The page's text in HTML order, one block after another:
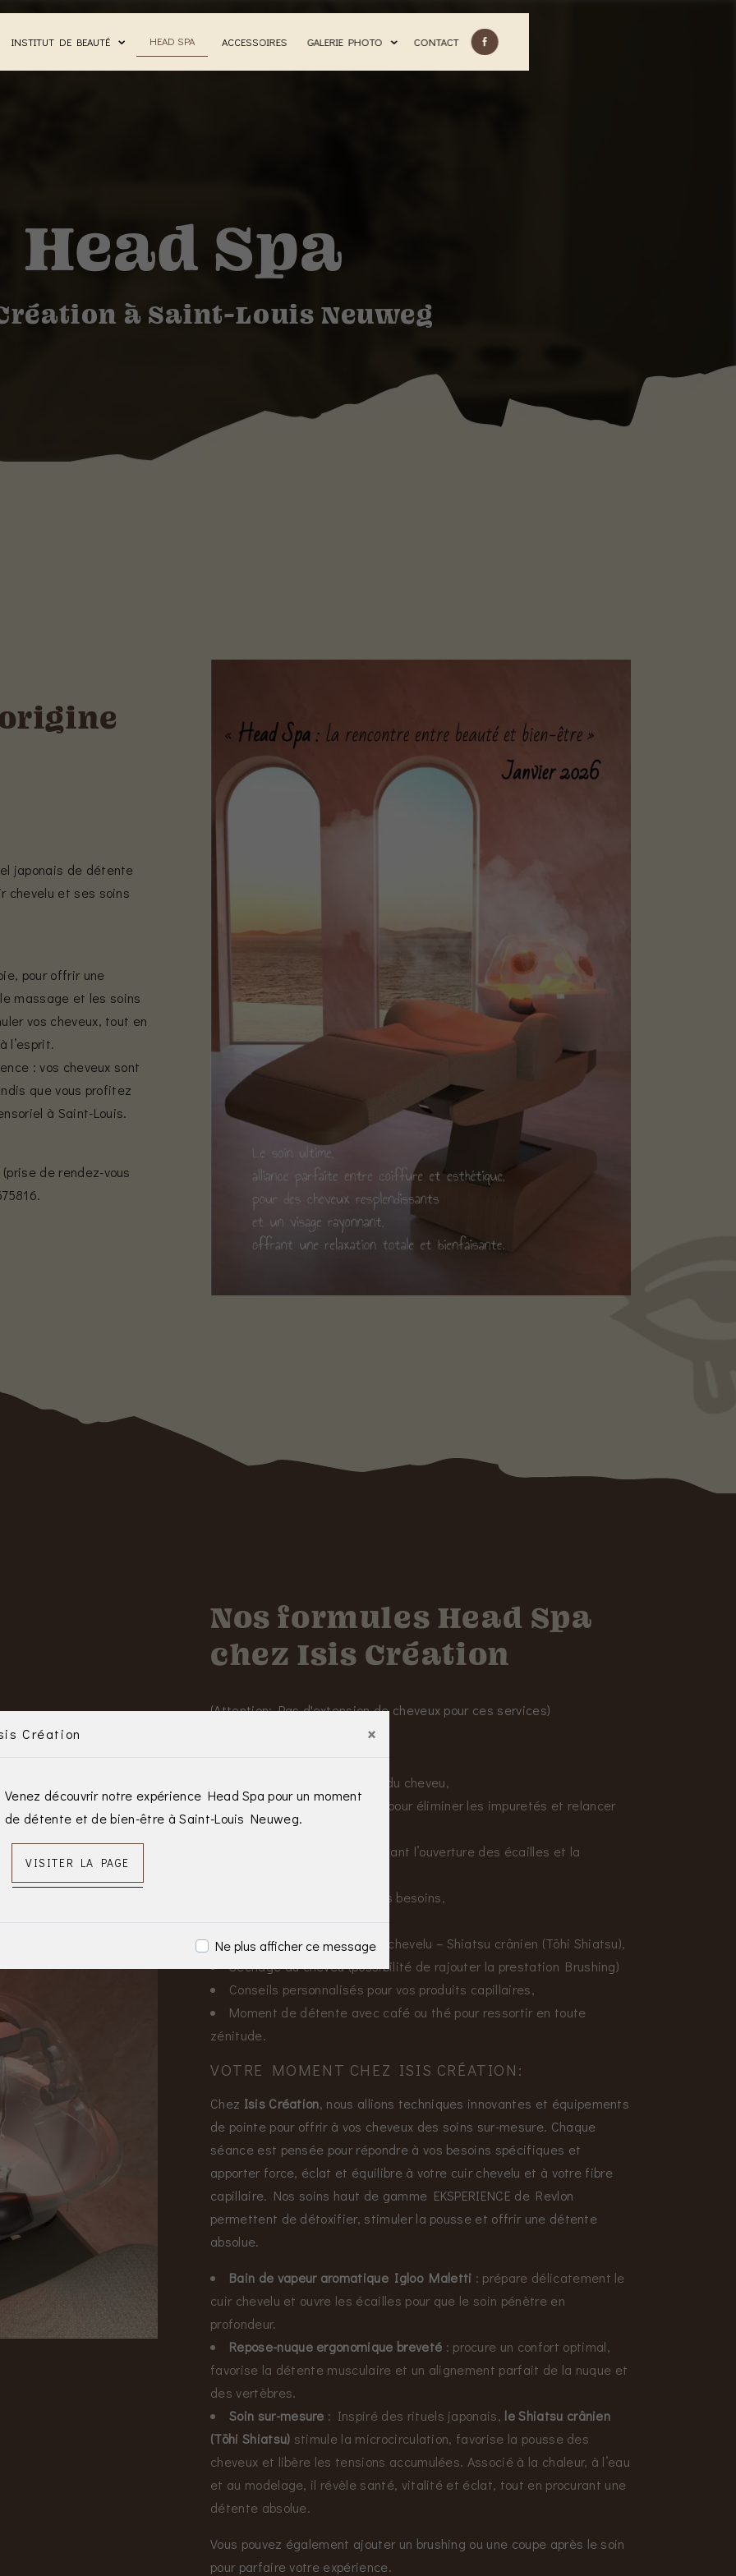
Création ×
Venez découvrir notre expérience Head Spa pour un moment
de détente et de bien-être à Saint-Louis Neuweg.
VISITER LA PAGE
Ne plus afficher ce message
INSTITUT DE BEAUTÉ HEAD SPA ACCESSOIRES GALERIE PHOTO CONTACT
Head Spa
à Saint-Louis Neuweg
japonais de détente
chevelu et ses soins
pour offrir une
massage et les soins
vos cheveux, tout en
l’esprit.
: vos cheveux sont
que vous profitez
à Saint-Louis.
de rendez-vous
Nos formules Head Spa
chez Isis Création
(Attention: Pas d'extension de cheveux pour ces services)
Analyse du cuir chevelu et du cheveu,
Gommage du cuir chevelu, pour éliminer les impuretés et relancer
l’oxygénation,
Hammam capillaire, favorisant l’ouverture des écailles et la
Bain capillaire adapté à vos besoins,
Modelage japonais du cuir chevelu – Shiatsu crânien (Tōhi Shiatsu),
Séchage du cheveu (possibilité de rajouter la prestation Brushing)
Conseils personnalisés pour vos produits capillaires,
Moment de détente avec café ou thé pour ressortir en toute
zénitude.
VOTRE MOMENT CHEZ ISIS CRÉATION:
Chez Isis Création, nous allions techniques innovantes et équipements
de pointe pour offrir à vos cheveux des soins sur-mesure. Chaque
séance est pensée pour répondre à vos besoins spécifiques et
apporter force, éclat et équilibre à votre cuir chevelu et à votre fibre
capillaire. Nos soins haut de gamme EKSPERIENCE de Revlon
permettent de détoxifier, stimuler la pousse et offrir une détente
absolue.
Bain de vapeur aromatique Igloo Maletti : prépare délicatement le
cuir chevelu et ouvre les écailles pour que le soin pénètre en
profondeur.
Repose-nuque ergonomique breveté : procure un confort optimal,
favorise la détente musculaire et un alignement parfait de la nuque et
des vertèbres.
Soin sur-mesure : Inspiré des rituels japonais, le Shiatsu crânien
(Tōhi Shiatsu) stimule la microcirculation, favorise la pousse des
cheveux et libère les tensions accumulées. Associé à la chaleur, à l’eau
et au modelage, il révèle santé, vitalité et éclat, tout en procurant une
détente absolue.
Vous pouvez également ajouter un brushing ou une coupe après le soin
pour parfaire votre expérience.